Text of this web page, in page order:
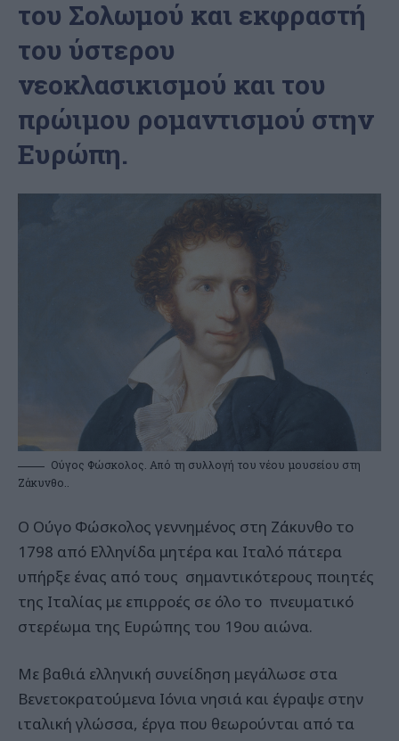
του Σολωμού και εκφραστή
του ύστερου
νεοκλασικισμού και του
πρώιμου ρομαντισμού στην
Ευρώπη.
Ούγος Φώσκολος. Από τη συλλογή του νέου μουσείου στη
Ζάκυνθο..
Ο Ούγο Φώσκολος γεννημένος στη Ζάκυνθο το
1798 από Ελληνίδα μητέρα και Ιταλό πάτερα
υπήρξε ένας από τους σημαντικότερους ποιητές
της Ιταλίας με επιρροές σε όλο το πνευματικό
στερέωμα της Ευρώπης του 19ου αιώνα.
Με βαθιά ελληνική συνείδηση μεγάλωσε στα
Βενετοκρατούμενα Ιόνια νησιά και έγραψε στην
ιταλική γλώσσα, έργα που θεωρούνται από τα